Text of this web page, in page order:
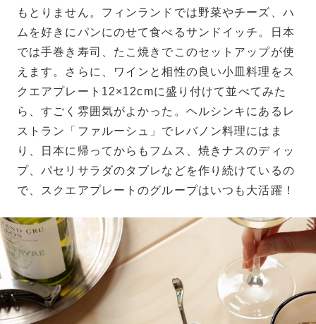
もとりません。フィンランドでは野菜やチーズ、ハ
ムを好きにパンにのせて食べるサンドイッチ。日本
では手巻き寿司、たこ焼きでこのセットアップが使
えます。さらに、ワインと相性の良い小皿料理をス
クエアプレート12×12cmに盛り付けて並べてみた
ら、すごく雰囲気がよかった。ヘルシンキにあるレ
ストラン「ファルーシュ」でレバノン料理にはま
り、日本に帰ってからもフムス、焼きナスのディッ
プ、パセリサラダのタブレなどを作り続けているの
で、スクエアプレートのグループはいつも大活躍！